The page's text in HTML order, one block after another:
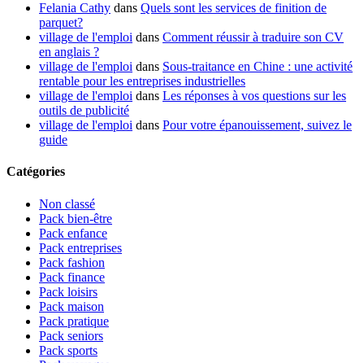
Felania Cathy dans Quels sont les services de finition de
parquet?
village de l'emploi dans Comment réussir à traduire son CV
en anglais ?
village de l'emploi dans Sous-traitance en Chine : une activité
rentable pour les entreprises industrielles
village de l'emploi dans Les réponses à vos questions sur les
outils de publicité
village de l'emploi dans Pour votre épanouissement, suivez le
guide
Catégories
Non classé
Pack bien-être
Pack enfance
Pack entreprises
Pack fashion
Pack finance
Pack loisirs
Pack maison
Pack pratique
Pack seniors
Pack sports